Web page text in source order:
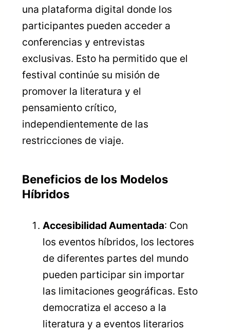
una plataforma digital donde los
participantes pueden acceder a
conferencias y entrevistas
exclusivas. Esto ha permitido que el
festival continúe su misión de
promover la literatura y el
pensamiento crítico,
independientemente de las
restricciones de viaje.
Beneficios de los Modelos
Híbridos
Accesibilidad Aumentada: Con
los eventos híbridos, los lectores
de diferentes partes del mundo
pueden participar sin importar
las limitaciones geográficas. Esto
democratiza el acceso a la
literatura y a eventos literarios